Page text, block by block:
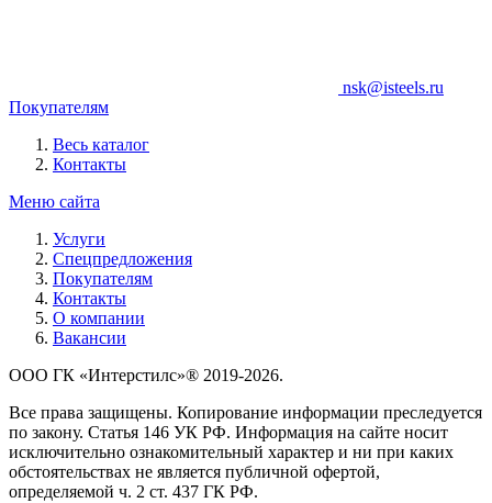
nsk@isteels.ru
Покупателям
Весь каталог
Контакты
Меню сайта
Услуги
Спецпредложения
Покупателям
Контакты
О компании
Вакансии
ООО ГК «Интерстилс»® 2019-2026.
Все права защищены. Копирование информации преследуется
по закону. Статья 146 УК РФ. Информация на сайте носит
исключительно ознакомительный характер и ни при каких
обстоятельствах не является публичной офертой,
определяемой ч. 2 ст. 437 ГК РФ.